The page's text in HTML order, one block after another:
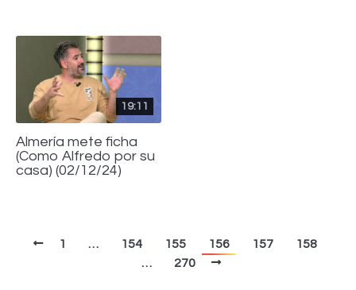
19:11
Almería mete ficha
(Como Alfredo por su
casa) (02/12/24)
1 … 154 155 156 157
158
…
270